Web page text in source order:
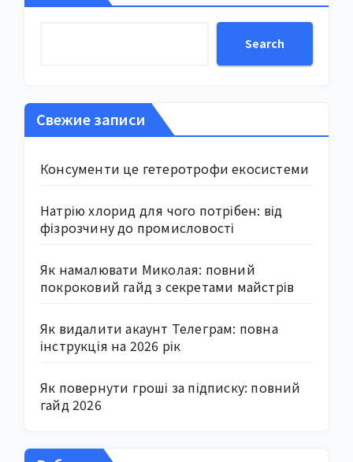
Search
Свежие записи
Консументи це гетеротрофи екосистеми
Натрію хлорид для чого потрібен: від
фізрозчину до промисловості
Як намалювати Миколая: повний
покроковий гайд з секретами майстрів
Як видалити акаунт Телеграм: повна
інструкція на 2026 рік
Як повернути гроші за підписку: повний
гайд 2026